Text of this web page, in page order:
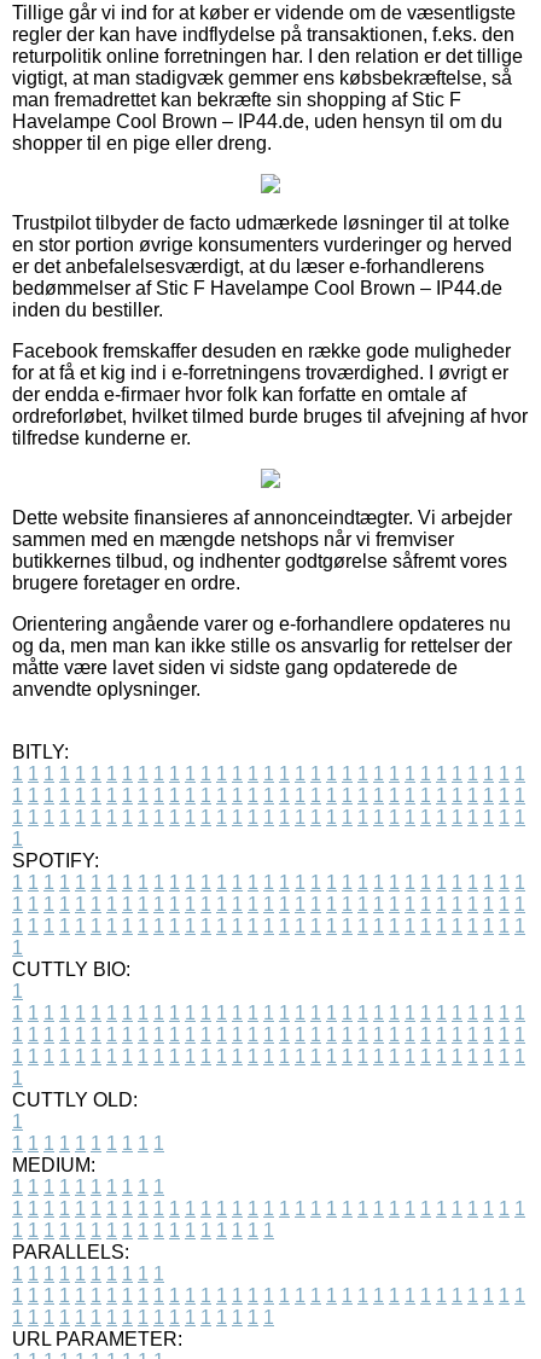
Tillige går vi ind for at køber er vidende om de væsentligste
regler der kan have indflydelse på transaktionen, f.eks. den
returpolitik online forretningen har. I den relation er det tillige
vigtigt, at man stadigvæk gemmer ens købsbekræftelse, så
man fremadrettet kan bekræfte sin shopping af Stic F
Havelampe Cool Brown – IP44.de, uden hensyn til om du
shopper til en pige eller dreng.
Trustpilot tilbyder de facto udmærkede løsninger til at tolke
en stor portion øvrige konsumenters vurderinger og herved
er det anbefalelsesværdigt, at du læser e-forhandlerens
bedømmelser af Stic F Havelampe Cool Brown – IP44.de
inden du bestiller.
Facebook fremskaffer desuden en række gode muligheder
for at få et kig ind i e-forretningens troværdighed. I øvrigt er
der endda e-firmaer hvor folk kan forfatte en omtale af
ordreforløbet, hvilket tilmed burde bruges til afvejning af hvor
tilfredse kunderne er.
Dette website finansieres af annonceindtægter. Vi arbejder
sammen med en mængde netshops når vi fremviser
butikkernes tilbud, og indhenter godtgørelse såfremt vores
brugere foretager en ordre.
Orientering angående varer og e-forhandlere opdateres nu
og da, men man kan ikke stille os ansvarlig for rettelser der
måtte være lavet siden vi sidste gang opdaterede de
anvendte oplysninger.
BITLY:
1 1 1 1 1 1 1 1 1 1 1 1 1 1 1 1 1 1 1 1 1 1 1 1 1 1 1 1 1 1 1 1 1
1 1 1 1 1 1 1 1 1 1 1 1 1 1 1 1 1 1 1 1 1 1 1 1 1 1 1 1 1 1 1 1 1
1 1 1 1 1 1 1 1 1 1 1 1 1 1 1 1 1 1 1 1 1 1 1 1 1 1 1 1 1 1 1 1 1
1
SPOTIFY:
1 1 1 1 1 1 1 1 1 1 1 1 1 1 1 1 1 1 1 1 1 1 1 1 1 1 1 1 1 1 1 1 1
1 1 1 1 1 1 1 1 1 1 1 1 1 1 1 1 1 1 1 1 1 1 1 1 1 1 1 1 1 1 1 1 1
1 1 1 1 1 1 1 1 1 1 1 1 1 1 1 1 1 1 1 1 1 1 1 1 1 1 1 1 1 1 1 1 1
1
CUTTLY BIO:
1
1 1 1 1 1 1 1 1 1 1 1 1 1 1 1 1 1 1 1 1 1 1 1 1 1 1 1 1 1 1 1 1 1
1 1 1 1 1 1 1 1 1 1 1 1 1 1 1 1 1 1 1 1 1 1 1 1 1 1 1 1 1 1 1 1 1
1 1 1 1 1 1 1 1 1 1 1 1 1 1 1 1 1 1 1 1 1 1 1 1 1 1 1 1 1 1 1 1 1
1
CUTTLY OLD:
1
1 1 1 1 1 1 1 1 1 1
MEDIUM:
1 1 1 1 1 1 1 1 1 1
1 1 1 1 1 1 1 1 1 1 1 1 1 1 1 1 1 1 1 1 1 1 1 1 1 1 1 1 1 1 1 1 1
1 1 1 1 1 1 1 1 1 1 1 1 1 1 1 1 1
PARALLELS:
1 1 1 1 1 1 1 1 1 1
1 1 1 1 1 1 1 1 1 1 1 1 1 1 1 1 1 1 1 1 1 1 1 1 1 1 1 1 1 1 1 1 1
1 1 1 1 1 1 1 1 1 1 1 1 1 1 1 1 1
URL PARAMETER: